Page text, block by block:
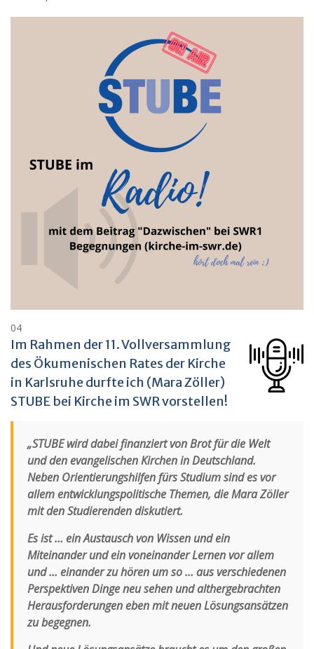
04
Im Rahmen der 11. Vollversammlung
des Ökumenischen Rates der Kirche
in Karlsruhe durfte ich (Mara Zöller)
STUBE bei Kirche im SWR vorstellen!
„STUBE wird dabei finanziert von Brot für die Welt
und den evangelischen Kirchen in Deutschland.
Neben Orientierungshilfen fürs Studium sind es vor
allem entwicklungspolitische Themen, die Mara Zöller
mit den Studierenden diskutiert.
Es ist … ein Austausch von Wissen und ein
Miteinander und ein voneinander Lernen vor allem
und … einander zu hören um so … aus verschiedenen
Perspektiven Dinge neu sehen und althergebrachten
Herausforderungen eben mit neuen Lösungsansätzen
zu begegnen.